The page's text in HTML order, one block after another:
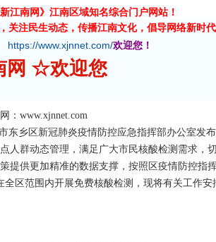
新江南网》江南区域知名综合门户网站！
关注民生动态，传播江南文化，倡导网络新时代
https://www.xjnnet.com/欢迎您！
网 ☆欢迎您
：www.xjnnet.com
东乡区新冠肺炎疫情防控应急指挥部办公室发
人群动态管理，满足广大市民核酸检测需求，
提供更加精准的数据支撑，按照区疫情防控指
全区范围内开展免费核酸检测，现将有关工作